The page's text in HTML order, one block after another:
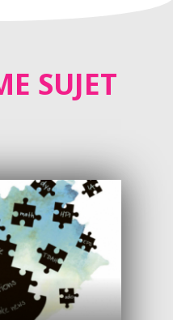
SUJET